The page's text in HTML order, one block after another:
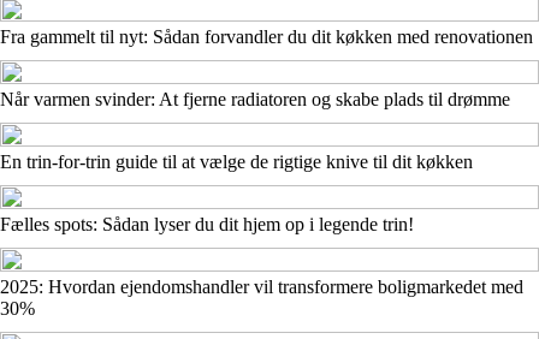
Fra gammelt til nyt: Sådan forvandler du dit køkken med renovationen
Når varmen svinder: At fjerne radiatoren og skabe plads til drømme
En trin-for-trin guide til at vælge de rigtige knive til dit køkken
Fælles spots: Sådan lyser du dit hjem op i legende trin!
2025: Hvordan ejendomshandler vil transformere boligmarkedet med
30%